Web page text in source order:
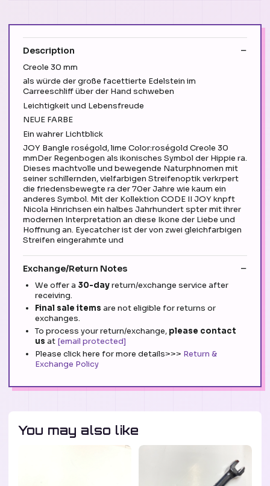
Description
Creole 30 mm
als würde der große facettierte Edelstein im
Carreeschliff über der Hand schweben
Leichtigkeit und Lebensfreude
NEUE FARBE
Ein wahrer Lichtblick
JOY Bangle roségold, lime Color:roségold Creole 30
mmDer Regenbogen als ikonisches Symbol der Hippie ra.
Dieses machtvolle und bewegende Naturphnomen mit
seiner schillernden, vielfarbigen Streifenoptik verkrpert
die friedensbewegte ra der 70er Jahre wie kaum ein
anderes Symbol. Mit der Kollektion CODE II JOY knpft
Nicola Hinrichsen ein halbes Jahrhundert spter mit ihrer
modernen Interpretation an diese Ikone der Liebe und
Hoffnung an. Eyecatcher ist der von zwei gleichfarbigen
Streifen eingerahmte und
Exchange/Return Notes
We offer a 30-dayreturn/exchange service after
receiving.
Final sale items are not eligible for returns or
exchanges.
To process your return/exchange, please contact
us at [email protected]
Please click here for more details>>> Return &
Exchange Policy
You may also like